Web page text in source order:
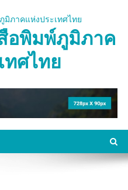
อพิมพ์ภูมิภาค
ทศไทย